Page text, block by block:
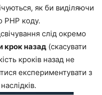
як би виділяючи
PHP коду.
слід окремо
крок назад (скасувати
кроків назад не
експериментувати з